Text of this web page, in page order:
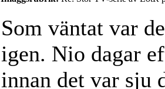
Som väntat var
igen. Nio dagar
innan det var sju